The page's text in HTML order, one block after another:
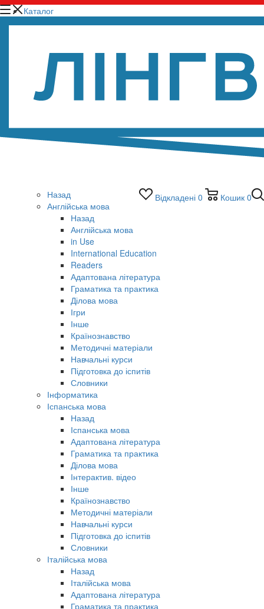
Відкладені 0 Кошик 0
Каталог
Назад
Англійська мова
Назад
Англійська мова
in Use
International Education
Readers
Адаптована література
Граматика та практика
Ділова мова
Ігри
Інше
Країнознавство
Методичні матеріали
Навчальні курси
Підготовка до іспитів
Словники
Інформатика
Іспанська мова
Назад
Іспанська мова
Адаптована література
Граматика та практика
Ділова мова
Інтерактив. відео
Інше
Країнознавство
Методичні матеріали
Навчальні курси
Підготовка до іспитів
Словники
Італійська мова
Назад
Італійська мова
Адаптована література
Граматика та практика